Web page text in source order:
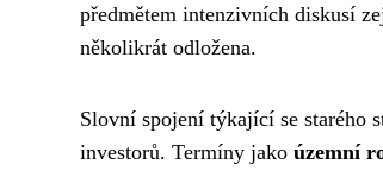
předmětem intenzivních diskusí
několikrát odložena.
Slovní spojení týkající se starého
investorů. Termíny jako územní